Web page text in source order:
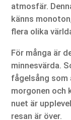
atmosfär.
känns
flera olika
För många är
minnesvärda.
fågelsång som
morgonen och
nuet är
resan är över.